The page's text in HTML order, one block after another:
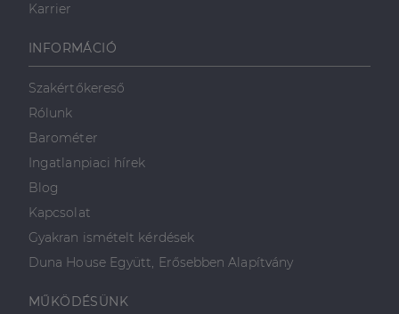
Karrier
INFORMÁCIÓ
Szakértőkereső
Rólunk
Barométer
Ingatlanpiaci hírek
Blog
Kapcsolat
Gyakran ismételt kérdések
Duna House Együtt, Erősebben Alapítvány
MŰKÖDÉSÜNK